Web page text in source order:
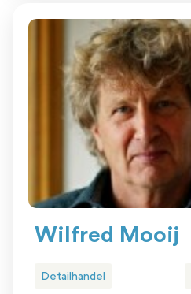
Wilfred Mooij
Detailhandel